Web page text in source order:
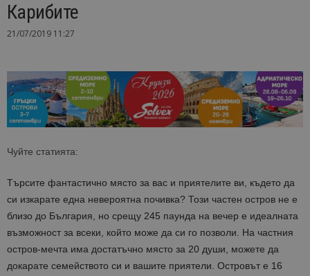
Карибите
21/07/2019 11:27
Чуйте статията:
Търсите фантастично място за вас и приятелите ви, където да
си изкарате една невероятна почивка? Този частен остров не е
близо до България, но срещу 245 паунда на вечер е идеалната
възможност за всеки, който може да си го позволи. На частния
остров-мечта има достатъчно място за 20 души, можете да
докарате семейството си и вашите приятели. Островът е 16